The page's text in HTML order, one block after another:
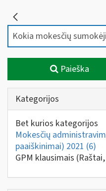
Paieška
Kategorijos
Bet kurios kategorijos
Mokesčių
paaiškinimai) 2021 (6)
GPM klausimais